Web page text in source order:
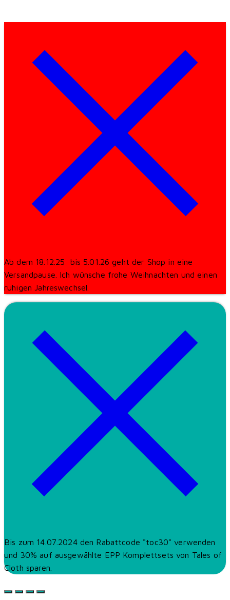
Ab dem 18.12.25 bis 5.01.26 geht der Shop in eine
Versandpause. Ich wünsche frohe Weihnachten und einen
ruhigen Jahreswechsel.
Bis zum 14.07.2024 den Rabattcode "toc30" verwenden
und 30% auf ausgewählte EPP Komplettsets von Tales of
Cloth sparen.